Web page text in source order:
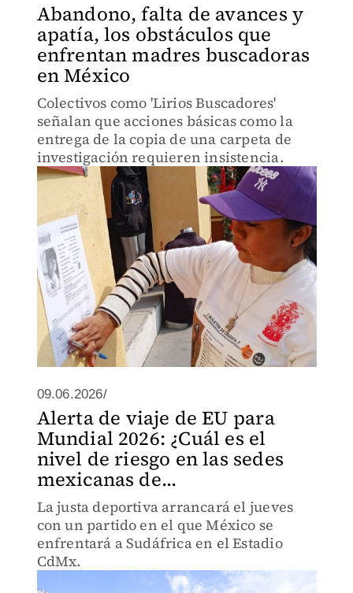
Abandono, falta de avances y
apatía, los obstáculos que
enfrentan madres buscadoras
en México
Colectivos como 'Lirios Buscadores'
señalan que acciones básicas como la
entrega de la copia de una carpeta de
investigación requieren insistencia.
09.06.2026/
Alerta de viaje de EU para
Mundial 2026: ¿Cuál es el
nivel de riesgo en las sedes
mexicanas de...
La justa deportiva arrancará el jueves
con un partido en el que México se
enfrentará a Sudáfrica en el Estadio
CdMx.